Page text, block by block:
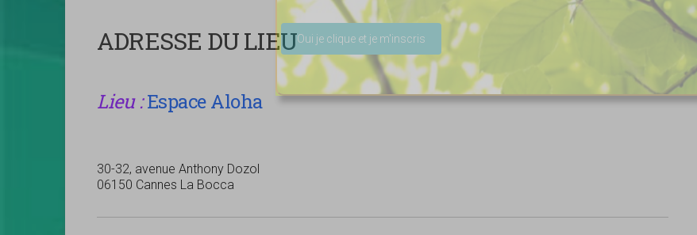
ADRESSE DU LIEU
Lieu :Espace Aloha
30-32, avenue Anthony Dozol
06150 Cannes La Bocca
Veuillez laisser ce champ vide.